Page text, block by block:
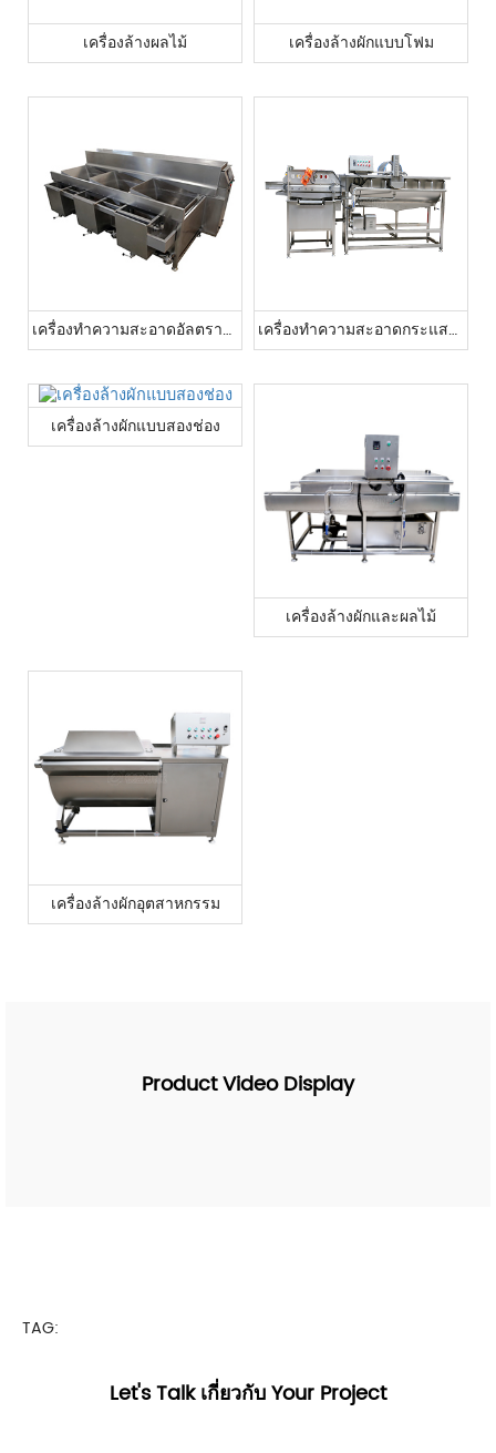
เครื่องล้างผลไม้ เครื่องล้างผักแบบโฟม
เครื่องทำความสะอาดอัลตราโซนิกสามถัง เครื่องทำความสะอาดกระแสน้ำวน
เครื่องล้างผักแบบสองช่อง
เครื่องล้างผักและผลไม้
เครื่องล้างผักอุตสาหกรรม
Product Video Display
TAG:
Let's Talk เกี่ยวกับ Your Project